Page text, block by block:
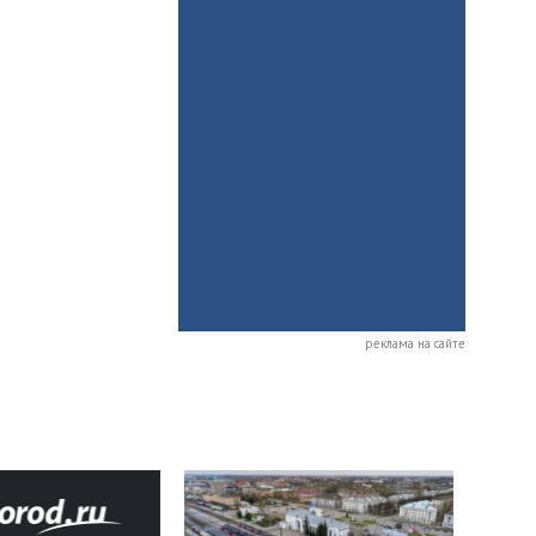
реклама на сайте